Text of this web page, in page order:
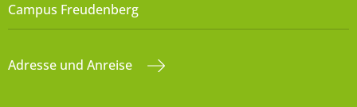
Campus Freudenberg
Adresse und Anreise